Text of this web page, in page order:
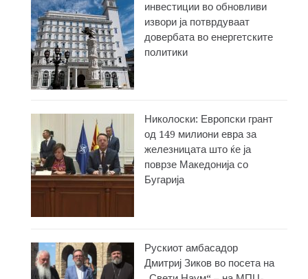
инвестиции во обновливи
извори ја потврдуваат
довербата во енергетските
политики
Николоски: Европски грант
од 149 милиони евра за
железницата што ќе ја
поврзе Македонија со
Бугарија
Рускиот амбасадор
Дмитриј Зиков во посета на